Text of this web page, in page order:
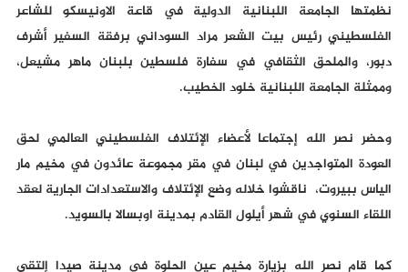
نظمتها الجامعة اللبنانية الدولية في قاعة الاونيسكو للشاعر
الفلسطيني رئيس بيت الشعر مراد السوداني برفقة السفير أشرف
دبور، والملحق الثقافي في سفارة فلسطين بلبنان ماهر مشيعل،
وممثلة الجامعة اللبنانية خلود الخطيب.
وحضر نصر الله إجتماعا لأعضاء الإئتلاف الفلسطيني العالمي لحق
العودة المتواجدين في لبنان في مقر مجموعة عائدون في مخيم مار
الياس ببيروت، ناقشوا خلاله وضع الإئتلاف والاستعدادات الجارية لعقد
اللقاء السنوي في شهر أيلول القادم بمدينة اوبسالا بالسويد.
كما قام نصر الله بزيارة مخيم عين الحلوة في مدينة صيدا إلتقى